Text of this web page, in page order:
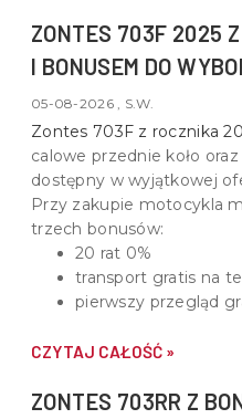
ZONTES 703F 2025
I BONUSEM DO
05-08-2026 , S.W.
Zontes 703F z rocznika
calowe przednie koło
dostępny w wyjątkowej
Przy zakupie motocykla
trzech bonusów:
20 rat 0%
transport gratis na
pierwszy przegląd
CZYTAJ CAŁOŚĆ »
ZONTES 703RR Z